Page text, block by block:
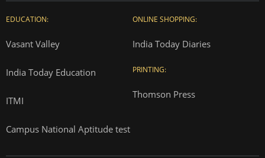
EDUCATION:
Vasant Valley
India Today Education
ITMI
Campus National Aptitude test
ONLINE SHOPPING:
India Today Diaries
PRINTING:
Thomson Press